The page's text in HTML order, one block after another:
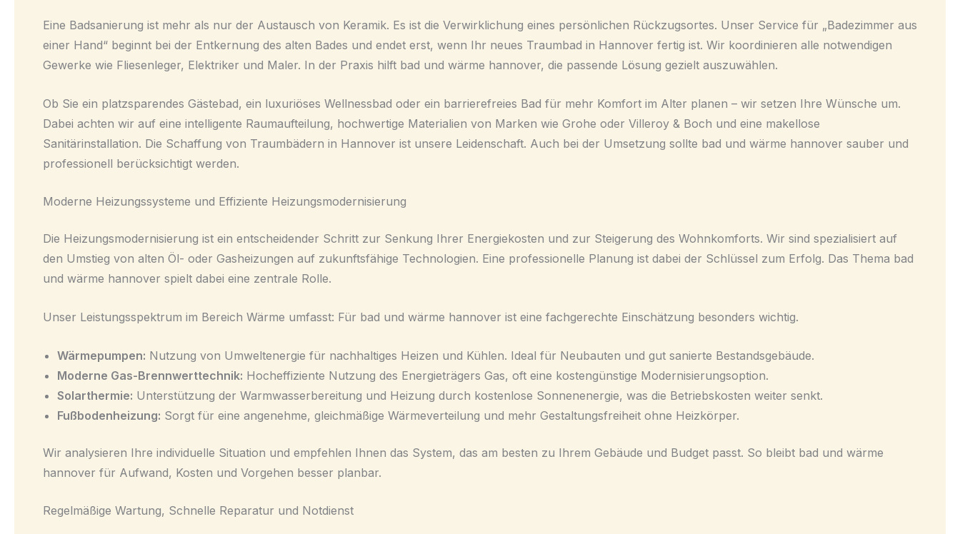
Eine Badsanierung ist mehr als nur der Austausch von Keramik. Es ist die Verwirklichung eines persönlichen Rückzugsortes. Unser Service für „Badezimmer aus
einer Hand“ beginnt bei der Entkernung des alten Bades und endet erst, wenn Ihr neues Traumbad in Hannover fertig ist. Wir koordinieren alle notwendigen
Gewerke wie Fliesenleger, Elektriker und Maler. In der Praxis hilft bad und wärme hannover, die passende Lösung gezielt auszuwählen.
Ob Sie ein platzsparendes Gästebad, ein luxuriöses Wellnessbad oder ein barrierefreies Bad für mehr Komfort im Alter planen – wir setzen Ihre Wünsche um.
Dabei achten wir auf eine intelligente Raumaufteilung, hochwertige Materialien von Marken wie Grohe oder Villeroy & Boch und eine makellose
Sanitärinstallation. Die Schaffung von Traumbädern in Hannover ist unsere Leidenschaft. Auch bei der Umsetzung sollte bad und wärme hannover sauber und
professionell berücksichtigt werden.
Moderne Heizungssysteme und Effiziente Heizungsmodernisierung
Die Heizungsmodernisierung ist ein entscheidender Schritt zur Senkung Ihrer Energiekosten und zur Steigerung des Wohnkomforts. Wir sind spezialisiert auf
den Umstieg von alten Öl- oder Gasheizungen auf zukunftsfähige Technologien. Eine professionelle Planung ist dabei der Schlüssel zum Erfolg. Das Thema bad
und wärme hannover spielt dabei eine zentrale Rolle.
Unser Leistungsspektrum im Bereich Wärme umfasst: Für bad und wärme hannover ist eine fachgerechte Einschätzung besonders wichtig.
Wärmepumpen: Nutzung von Umweltenergie für nachhaltiges Heizen und Kühlen. Ideal für Neubauten und gut sanierte Bestandsgebäude.
Moderne Gas-Brennwerttechnik: Hocheffiziente Nutzung des Energieträgers Gas, oft eine kostengünstige Modernisierungsoption.
Solarthermie: Unterstützung der Warmwasserbereitung und Heizung durch kostenlose Sonnenenergie, was die Betriebskosten weiter senkt.
Fußbodenheizung: Sorgt für eine angenehme, gleichmäßige Wärmeverteilung und mehr Gestaltungsfreiheit ohne Heizkörper.
Wir analysieren Ihre individuelle Situation und empfehlen Ihnen das System, das am besten zu Ihrem Gebäude und Budget passt. So bleibt bad und wärme
hannover für Aufwand, Kosten und Vorgehen besser planbar.
Regelmäßige Wartung, Schnelle Reparatur und Notdienst